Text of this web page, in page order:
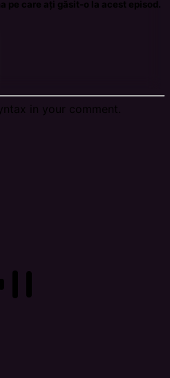
pe care ați găsit-o la acest episod.
in your comment.